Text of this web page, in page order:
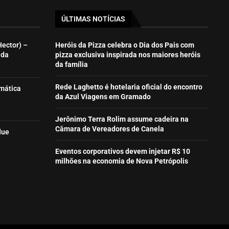
–
ÚLTIMAS NOTÍCIAS
Heróis da Pizza celebra o Dia dos Pais com
pizza exclusiva inspirada nos maiores heróis
da família
Rede Laghetto é hotelaria oficial do encontro
da Azul Viagens em Gramado
Jerônimo Terra Rolim assume cadeira na
Câmara de Vereadores de Canela
Eventos corporativos devem injetar R$ 10
milhões na economia de Nova Petrópolis